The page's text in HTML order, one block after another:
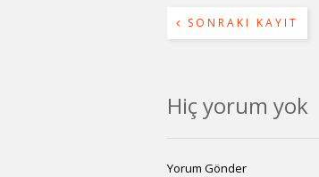
SONRAKI KAYIT
Hiç yorum yok
Yorum Gönder